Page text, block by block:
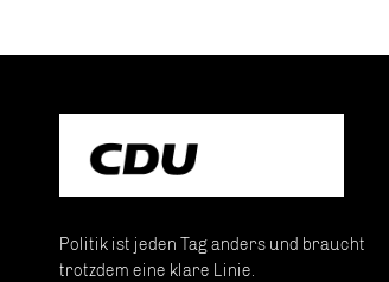
Politik ist jeden Tag anders und braucht
trotzdem eine klare Linie.